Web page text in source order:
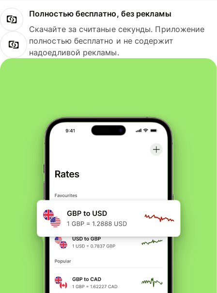
Полностью бесплатно, без рекламы
Скачайте за считаные секунды. Приложение
полностью бесплатно и не содержит
надоедливой рекламы.